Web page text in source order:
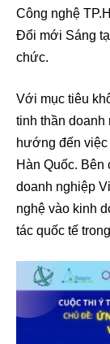
Công nghệ
Đổi mới Sáng
chức.
Với mục tiêu
tinh thần doanh
hướng đến
Hàn Quốc. Bên
doanh nghiệp
nghệ vào kinh
tác quốc tế